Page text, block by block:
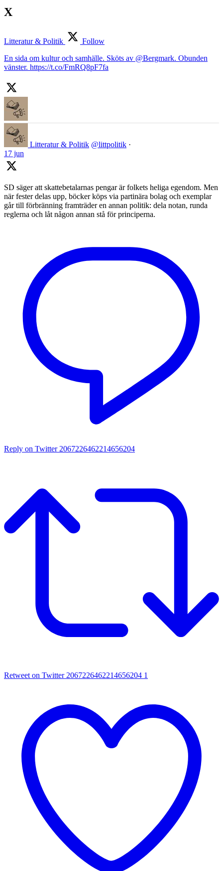
X
Litteratur & Politik
Follow
En sida om kultur och samhälle. Sköts av @Bergmark. Obunden
vänster. https://t.co/FmRQ8pF7fa
Litteratur & Politik @littpolitik ·
17 jun
SD säger att skattebetalarnas pengar är folkets heliga egendom. Men
när fester delas upp, böcker köps via partinära bolag och exemplar
går till förbränning framträder en annan politik: dela notan, runda
reglerna och låt någon annan stå för principerna.
Reply on Twitter 2067226462214656204
Retweet on Twitter 2067226462214656204 1